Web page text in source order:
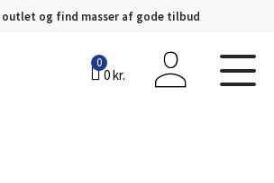
outlet og find masser af gode tilbud
0kr.
0